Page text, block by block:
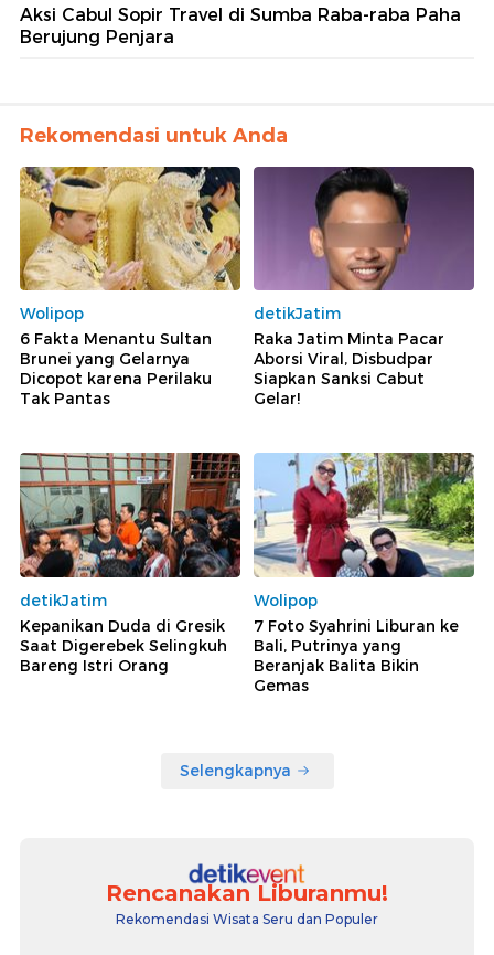
Aksi Cabul Sopir Travel di Sumba Raba-raba Paha
Berujung Penjara
Rekomendasi untuk Anda
Wolipop
6 Fakta Menantu Sultan
Brunei yang Gelarnya
Dicopot karena Perilaku
Tak Pantas
detikJatim
Raka Jatim Minta Pacar
Aborsi Viral, Disbudpar
Siapkan Sanksi Cabut
Gelar!
detikJatim
Kepanikan Duda di Gresik
Saat Digerebek Selingkuh
Bareng Istri Orang
Wolipop
7 Foto Syahrini Liburan ke
Bali, Putrinya yang
Beranjak Balita Bikin
Gemas
Selengkapnya
Rencanakan Liburanmu!
Rekomendasi Wisata Seru dan Populer